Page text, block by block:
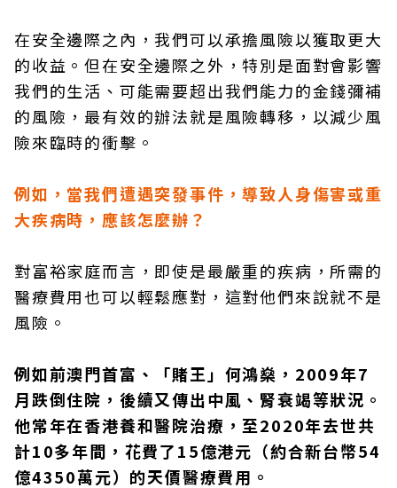
在安全邊際之內，我們可以承擔風險以獲取更大
的收益。但在安全邊際之外，特別是面對會影響
我們的生活、可能需要超出我們能力的金錢彌補
的風險，最有效的辦法就是風險轉移，以減少風
險來臨時的衝擊。
例如，當我們遭遇突發事件，導致人身傷害或重
大疾病時，應該怎麼辦？
對富裕家庭而言，即使是最嚴重的疾病，所需的
醫療費用也可以輕鬆應對，這對他們來說就不是
風險。
例如前澳門首富、「賭王」何鴻燊，2009年7
月跌倒住院，後續又傳出中風、腎衰竭等狀況。
他常年在香港養和醫院治療，至2020年去世共
計10多年間，花費了15億港元（約合新台幣54
億4350萬元）的天價醫療費用。